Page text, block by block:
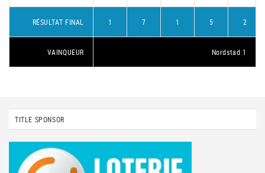
RÉSULTAT FINAL 1 7 1 5 2
VAINQUEUR Nordstad 1
TITLE SPONSOR